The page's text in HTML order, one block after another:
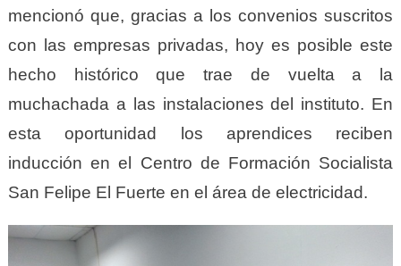
mencionó que, gracias a los convenios suscritos
con las empresas privadas, hoy es posible este
hecho histórico que trae de vuelta a la
muchachada a las instalaciones del instituto. En
esta oportunidad los aprendices reciben
inducción en el Centro de Formación Socialista
San Felipe El Fuerte en el área de electricidad.